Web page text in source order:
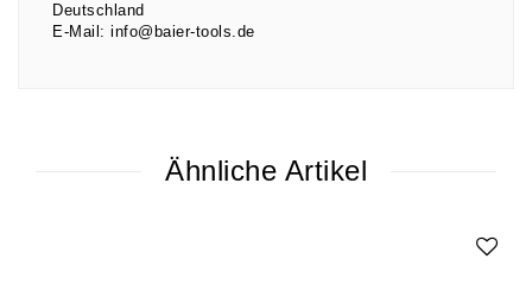
Deutschland
E-Mail: info@baier-tools.de
Ähnliche Artikel